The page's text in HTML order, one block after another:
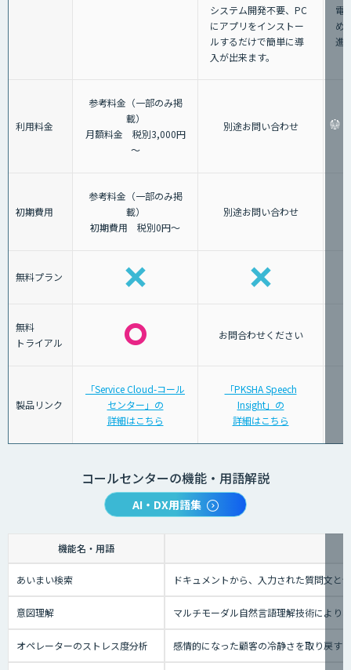
システム開発不要、PC
にアプリをインストー
ルするだけで簡単に導
入が出来ます。
電
め
進
利用料金
参考料金（一部のみ掲
載）
月額料金 税別3,000円
～
別途お問い合わせ
初期費用
参考料金（一部のみ掲
載）
初期費用 税別0円～
別途お問い合わせ
無料プラン
無料
トライアル
お問合わせください
製品リンク
「Service Cloud-コール
センター」の
詳細はこちら
「PKSHA Speech
Insight」の
詳細はこちら
コールセンターの機能・用語解説
AI・DX用語集
機能名・用語
あいまい検索 ドキュメントから、入力された質問文と
意図理解 マルチモーダル自然言語理解技術により
オペレーターのストレス度分析 感情的になった顧客の冷静さを取り戻す